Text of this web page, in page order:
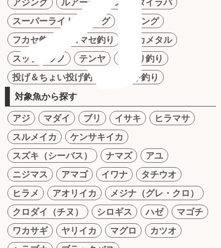
アジング
ルアーシーバス
タイラバ
スーパーライトジギング
ジギング
フカセ釣り
コマセ釣り
イカメタル
スッテ＆ツノ
テンヤ
かかり釣り
投げ＆ちょい投げ釣り
サビキ釣り
対象魚から探す
アジ マダイ ブリ イサキ
ヒラマサ
スルメイカ
ケンサキイカ
スズキ（シーバス）
ナマズ
アユ
ニジマス
アマゴ イワナ
タチウオ
ヒラメ
アオリイカ
メジナ（グレ・クロ）
クロダイ（チヌ）
シロギス ハゼ
マゴチ
ワカサギ
ヤリイカ マグロ
カツオ